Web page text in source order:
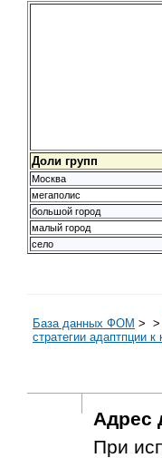
Доли групп
Москва
мегаполис
большой город
малый город
село
База данных ФОМ > >
стратегии адаптпции к
Адрес
При